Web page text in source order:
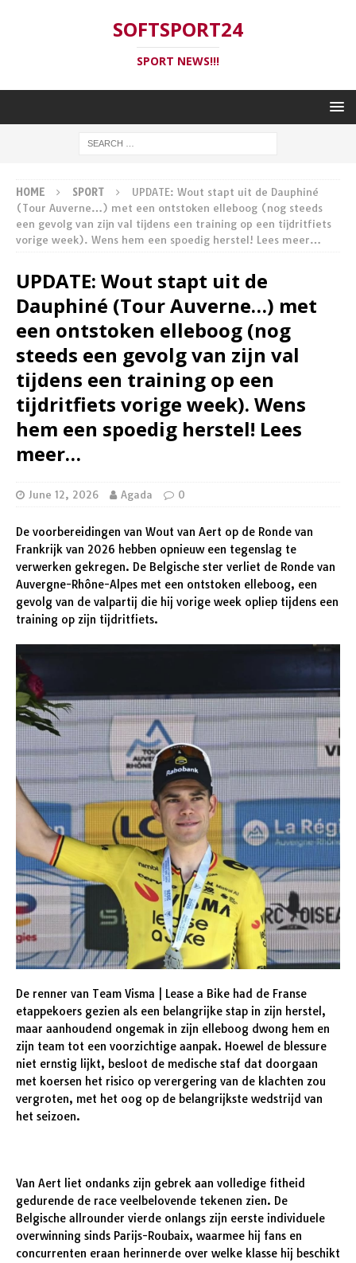
SOFTSPORT24
SPORT NEWS!!!
HOME SPORT
UPDATE: Wout stapt uit de Dauphiné
(Tour Auverne…) met een ontstoken elleboog (nog steeds
een gevolg van zijn val tijdens een training op een tijdritfiets
vorige week). Wens hem een ​​spoedig herstel! Lees meer…
UPDATE: Wout stapt uit de
Dauphiné (Tour Auverne…) met
een ontstoken elleboog (nog
steeds een gevolg van zijn val
tijdens een training op een
tijdritfiets vorige week). Wens
hem een ​​spoedig herstel! Lees
meer…
June 12, 2026 Agada 0
De voorbereidingen van Wout van Aert op de Ronde van
Frankrijk van 2026 hebben opnieuw een tegenslag te
verwerken gekregen. De Belgische ster verliet de Ronde van
Auvergne-Rhône-Alpes met een ontstoken elleboog, een
gevolg van de valpartij die hij vorige week opliep tijdens een
training op zijn tijdritfiets.
De renner van Team Visma | Lease a Bike had de Franse
etappekoers gezien als een belangrijke stap in zijn herstel,
maar aanhoudend ongemak in zijn elleboog dwong hem en
zijn team tot een voorzichtige aanpak. Hoewel de blessure
niet ernstig lijkt, besloot de medische staf dat doorgaan
met koersen het risico op verergering van de klachten zou
vergroten, met het oog op de belangrijkste wedstrijd van
het seizoen.
Van Aert liet ondanks zijn gebrek aan volledige fitheid
gedurende de race veelbelovende tekenen zien. De
Belgische allrounder vierde onlangs zijn eerste individuele
overwinning sinds Parijs-Roubaix, waarmee hij fans en
concurrenten eraan herinnerde over welke klasse hij beschikt